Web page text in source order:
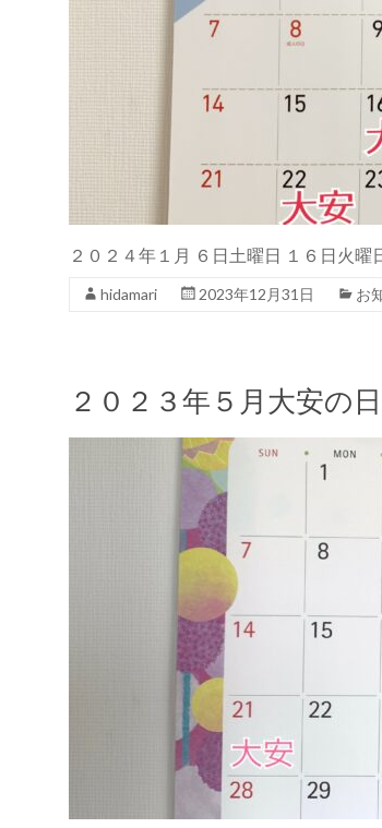
２０２４年１月 ６日土曜日 １６日火
hidamari 2023年12月31日 お
２０２３年５月大安の